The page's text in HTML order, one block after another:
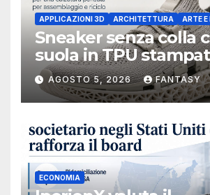
APPLICAZIONI 3D ARCHITETTURA ARTE
Sneaker senza colla
suola in TPU
AGOSTO 5, 2026 FANTASY
ECONOMIA